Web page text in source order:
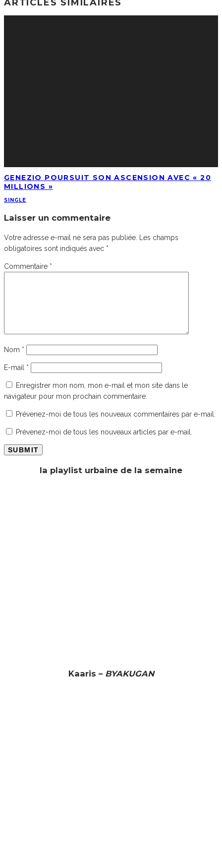
ARTICLES SIMILAIRES
GENEZIO POURSUIT SON ASCENSION AVEC « 20
MILLIONS »
SINGLE
Laisser un commentaire
Votre adresse e-mail ne sera pas publiée. Les champs
obligatoires sont indiqués avec *
Commentaire *
Nom *
E-mail *
Enregistrer mon nom, mon e-mail et mon site dans le
navigateur pour mon prochain commentaire.
Prévenez-moi de tous les nouveaux commentaires par e-mail.
Prévenez-moi de tous les nouveaux articles par e-mail.
la playlist urbaine de la semaine
Kaaris – BYAKUGAN